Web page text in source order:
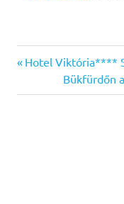
Bejegyzés
navigáció
Previous
Hotel Viktória****
Next
Post:
Bükfürdőn